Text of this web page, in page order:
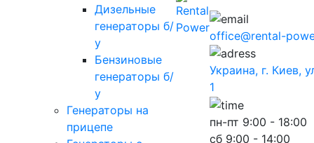
Дизельные
генераторы б/
у
Бензиновые
генераторы б/
у
Генераторы на
прицепе
office@rental-
Украина, г. Киев,
1
пн-пт 9:00 - 18:00
сб 9:00 - 14:00